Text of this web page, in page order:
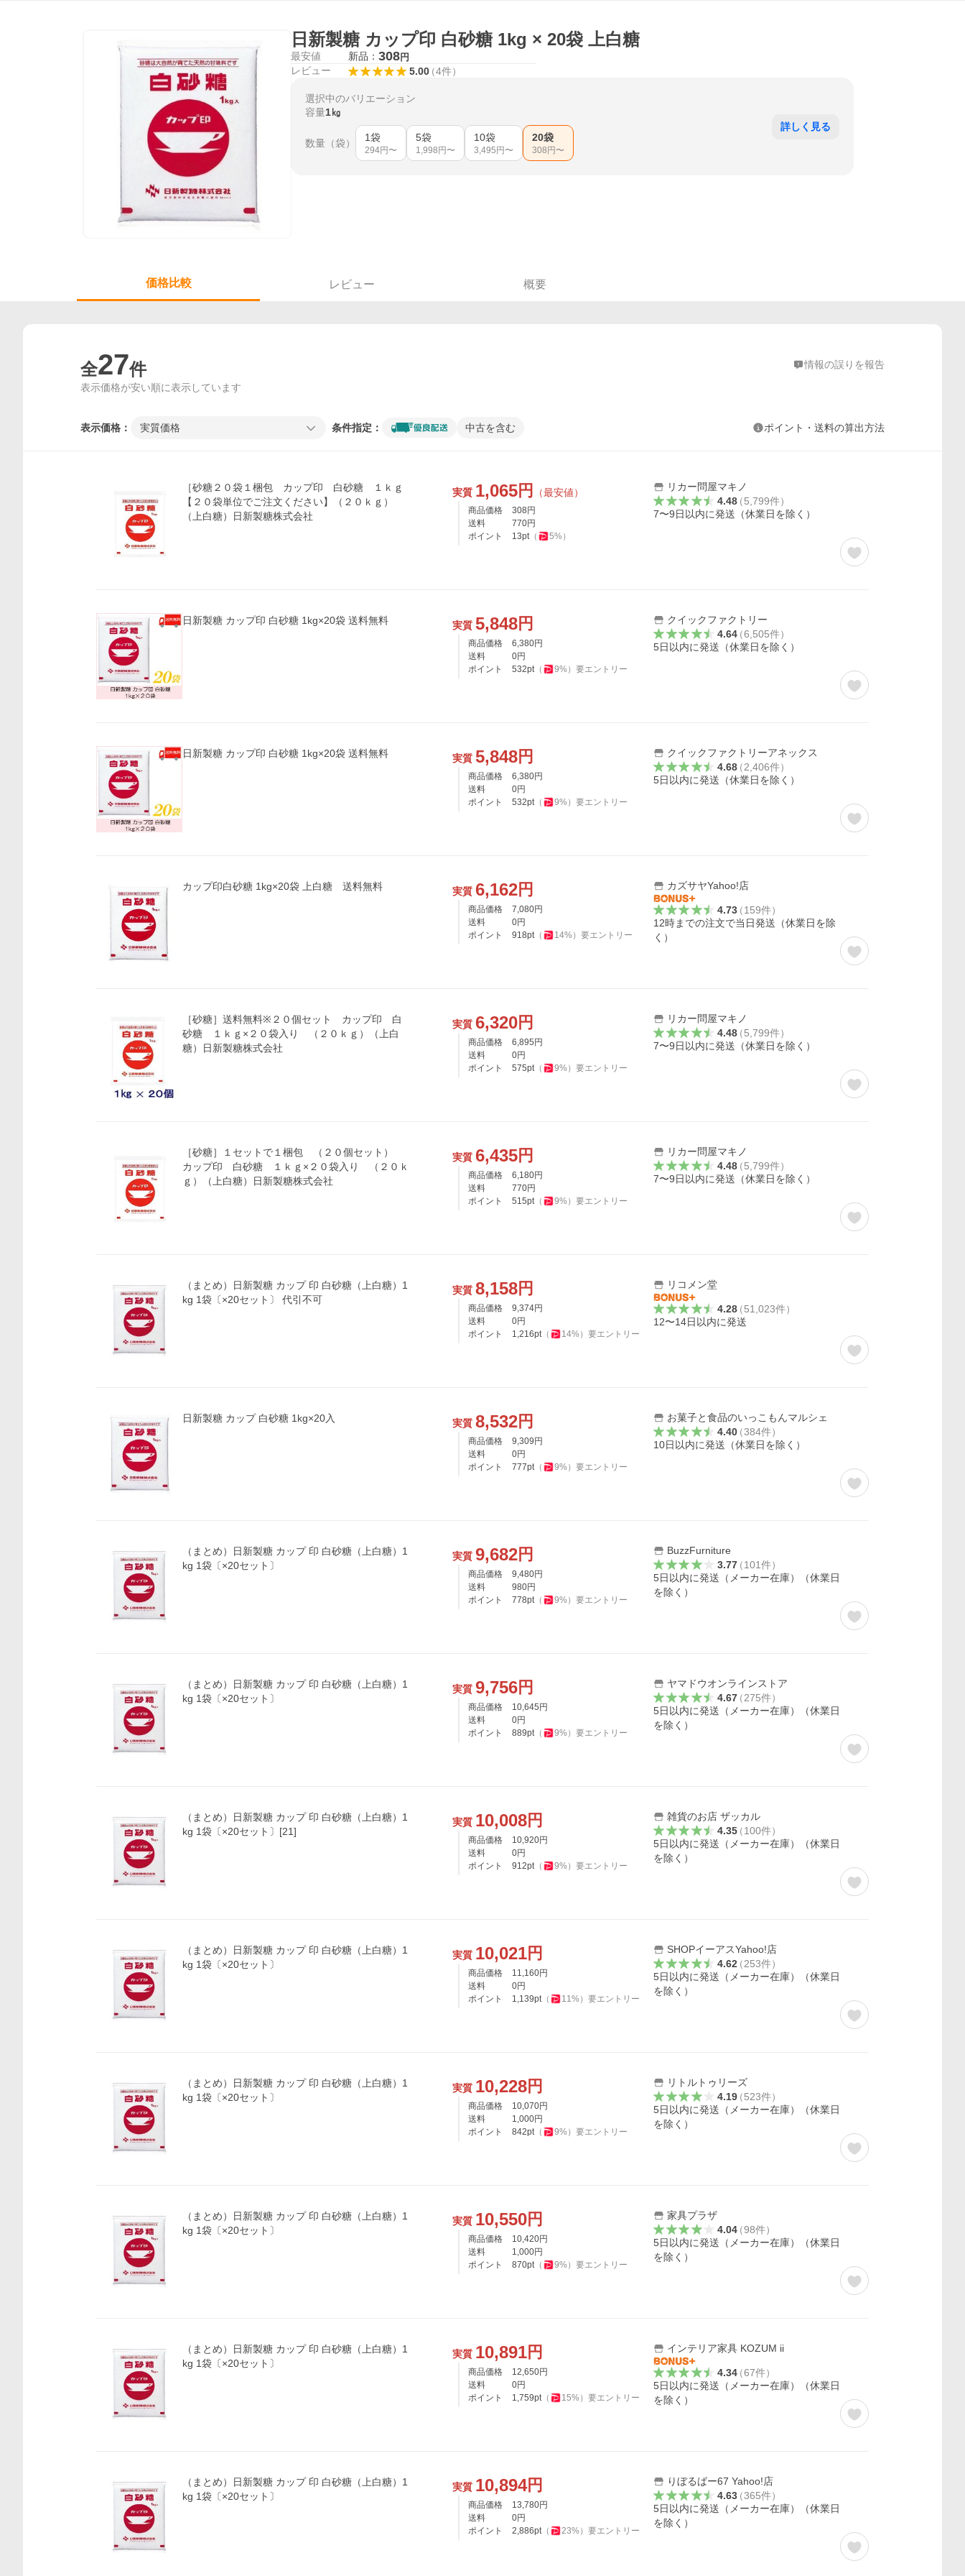
日新製糖 カップ印 白砂糖 1kg × 20袋 上白糖
最安値 新品： 308円
レビュー 5.00（4件）
選択中のバリエーション
容量1㎏
数量（袋） 1袋
294円〜
5袋
1,998 円〜
10袋
3,495 円〜
20袋
308 円〜
詳しく見る
価格比較 レビュー 概要
全27件 情報の誤りを報告
表示価格が安い順に表示しています
表示価格： 実質価格 条件指定： 中古を含む ポイント・送料の算出方法
［砂糖２０袋１梱包 カップ印 白砂糖 １ｋｇ
【２０袋単位でご注文ください】（２０ｋｇ）
（上白糖）日新製糖株式会社
実質 1,065円 （最安値）
商品価格 308 円
送料
770円
ポイント
13pt（ 5%）
リカー問屋マキノ
4.48（5,799件）
7〜9日以内に発送（休業日を除く）
日新製糖 カップ印 白砂糖 1kg×20袋 送料無料 実質 5,848円
商品価格 6,380円
送料
0円
ポイント
532pt（ 9%） 要エントリー
クイックファクトリー
4.64（6,505件）
5日以内に発送（休業日を除く）
日新製糖 カップ印 白砂糖 1kg×20袋 送料無料 実質 5,848円
商品価格 6,380円
送料
0円
ポイント
532pt（ 9%） 要エントリー
クイックファクトリーアネックス
4.68（2,406件）
5日以内に発送（休業日を除く）
カップ印白砂糖 1kg×20袋 上白糖 送料無料 実質 6,162円
商品価格 7,080円
送料
0円
ポイント
918pt（ 14%） 要エントリー
カズサヤYahoo!店
4.73（159件）
12時までの注文で当日発送（休業日を除
く）
［砂糖］送料無料※２０個セット カップ印 白
砂糖 １ｋｇ×２０袋入り （２０ｋｇ）（上白
糖）日新製糖株式会社
実質 6,320円
商品価格 6,895 円
送料
0円
ポイント
575pt（ 9%） 要エントリー
リカー問屋マキノ
4.48（5,799件）
7〜9日以内に発送（休業日を除く）
［砂糖］１セットで１梱包 （２０個セット）
カップ印 白砂糖 １ｋｇ×２０袋入り （２０ｋ
ｇ）（上白糖）日新製糖株式会社
実質 6,435円
商品価格 6,180円
送料
770円
ポイント
515pt（ 9%） 要エントリー
リカー問屋マキノ
4.48（5,799件）
7〜9日以内に発送（休業日を除く）
（まとめ）日新製糖 カップ 印 白砂糖（上白糖）1
kg 1袋〔×20セット〕 代引不可
実質 8,158円
商品価格 9,374円
送料
0円
ポイント
1,216pt（ 14%） 要エントリー
リコメン堂
4.28（51,023件）
12〜14日以内に発送
日新製糖 カップ 白砂糖 1kg×20入 実質 8,532円
商品価格 9,309 円
送料
0円
ポイント
777pt（ 9%） 要エントリー
お菓子と食品のいっこもんマルシェ
4.40（384件）
10日以内に発送（休業日を除く）
（まとめ）日新製糖 カップ 印 白砂糖（上白糖）1
kg 1袋〔×20セット〕
実質 9,682円
商品価格 9,480円
送料
980円
ポイント
778pt（ 9%） 要エントリー
BuzzFurniture
3.77（101件）
5日以内に発送（メーカー在庫）（休業日
を除く）
（まとめ）日新製糖 カップ 印 白砂糖（上白糖）1
kg 1袋〔×20セット〕
実質 9,756円
商品価格 10,645 円
送料
0円
ポイント
889pt（ 9%） 要エントリー
ヤマドウオンラインストア
4.67（275件）
5日以内に発送（メーカー在庫）（休業日
を除く）
（まとめ）日新製糖 カップ 印 白砂糖（上白糖）1
kg 1袋〔×20セット〕[21]
実質 10,008円
商品価格 10,920円
送料
0円
ポイント
912pt（ 9%） 要エントリー
雑貨のお店 ザッカル
4.35（100件）
5日以内に発送（メーカー在庫）（休業日
を除く）
（まとめ）日新製糖 カップ 印 白砂糖（上白糖）1
kg 1袋〔×20セット〕
実質 10,021円
商品価格 11,160円
送料
0円
ポイント
1,139pt（ 11%） 要エントリー
SHOPイーアスYahoo!店
4.62（253件）
5日以内に発送（メーカー在庫）（休業日
を除く）
（まとめ）日新製糖 カップ 印 白砂糖（上白糖）1
kg 1袋〔×20セット〕
実質 10,228円
商品価格 10,070円
送料
1,000円
ポイント
842pt（ 9%） 要エントリー
リトルトゥリーズ
4.19（523件）
5日以内に発送（メーカー在庫）（休業日
を除く）
（まとめ）日新製糖 カップ 印 白砂糖（上白糖）1
kg 1袋〔×20セット〕
実質 10,550円
商品価格 10,420円
送料
1,000円
ポイント
870pt（ 9%） 要エントリー
家具プラザ
4.04（98件）
5日以内に発送（メーカー在庫）（休業日
を除く）
（まとめ）日新製糖 カップ 印 白砂糖（上白糖）1
kg 1袋〔×20セット〕
実質 10,891円
商品価格 12,650円
送料
0円
ポイント
1,759pt（ 15%） 要エントリー
インテリア家具 KOZUM ii
4.34（67件）
5日以内に発送（メーカー在庫）（休業日
を除く）
（まとめ）日新製糖 カップ 印 白砂糖（上白糖）1
kg 1袋〔×20セット〕
実質 10,894円
商品価格 13,780円
送料
0円
ポイント
2,886pt（ 23%） 要エントリー
りぼるばー67 Yahoo!店
4.63（365件）
5日以内に発送（メーカー在庫）（休業日
を除く）